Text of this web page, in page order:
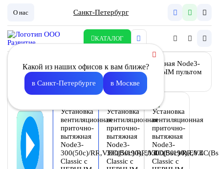
О нас Санкт-Петербург
КАТАЛОГ
Какой из наших офисов к вам ближе?
в Санкт-Петербурге в Москве